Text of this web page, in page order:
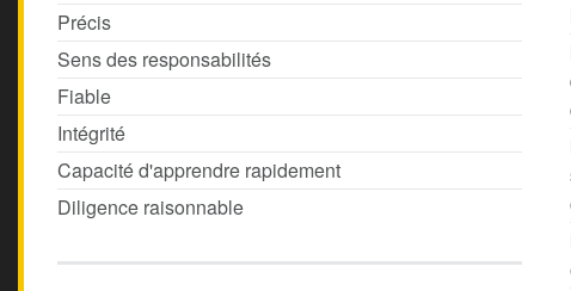
Précis
Sens des responsabilités
Fiable
Intégrité
Capacité d'apprendre rapidement
Diligence raisonnable